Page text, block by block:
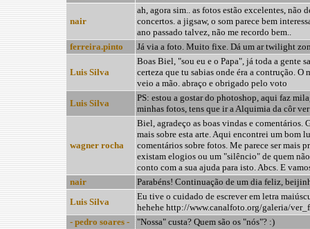
nair
ah, agora sim.. as fotos estão excelentes, não
concertos. a jigsaw, o som parece bem
ano passado talvez, não me recordo bem..
ferreira.pinto
Já via a foto. Muito fixe. Dá um ar twilight
Luis Silva
Boas Biel, "sou eu e o Papa", já toda a gente
certeza que tu sabias onde éra a contrução.
veio a mão. abraço e obrigado pelo voto
Luis Silva
PS: estou a gostar do photoshop, aqui faz
minhas fotos, tens que ir a Alquimia da côr ver
wagner rocha
Biel, agradeço as boas vindas e comentários.
mais sobre esta arte. Aqui encontrei um bom
comentários sobre fotos. Me parece ser mais
existam elogios ou um "silêncio" de quem
conto com a sua ajuda para isto. Abcs. E
nair
Parabéns! Continuação de um dia feliz,
Luis Silva
Eu tive o cuidado de escrever em letra
hehehe http://www.canalfoto.org/galeria/
- pedro soares -
"Nossa" custa? Quem são os "nós"? :)